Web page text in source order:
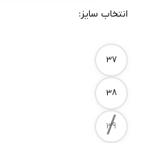
انتخاب سایز:
Size
/